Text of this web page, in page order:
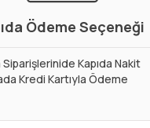
Ödeme Seçeneği
Siparişlerinide Kapıda Nakit
Kredi Kartıyla Ödeme